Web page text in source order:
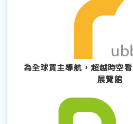
為全球買主導航，超越時空
展覽館